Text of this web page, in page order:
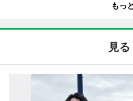
もっ
見